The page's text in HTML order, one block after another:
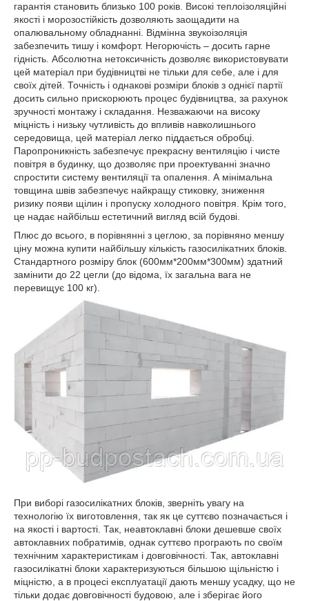
гарантія становить близько 100 років. Високі теплоізоляційні
якості і морозостійкість дозволяють заощадити на
опалювальному обладнанні. Відмінна звукоізоляція
забезпечить тишу і комфорт. Негорючість – досить гарне
гідність. Абсолютна нетоксичність дозволяє використовувати
цей матеріал при будівництві не тільки для себе, але і для
своїх дітей. Точність і однакові розміри блоків з однієї партії
досить сильно прискорюють процес будівництва, за рахунок
зручності монтажу і складання. Незважаючи на високу
міцність і низьку чутливість до впливів навколишнього
середовища, цей матеріал легко піддається обробці.
Паропроникність забезпечує прекрасну вентиляцію і чисте
повітря в будинку, що дозволяє при проектуванні значно
спростити систему вентиляції та опалення. А мінімальна
товщина швів забезпечує найкращу стиковку, зниження
ризику появи щілин і пропуску холодного повітря. Крім того,
це надає найбільш естетичний вигляд всій будові.
Плюс до всього, в порівнянні з цеглою, за порівняно меншу
ціну можна купити найбільшу кількість газосилікатних блоків.
Стандартного розміру блок (600мм*200мм*300мм) здатний
замінити до 22 цегли (до відома, їх загальна вага не
перевищує 100 кг).
При виборі газосилікатних блоків, зверніть увагу на
технологію їх виготовлення, так як це суттєво позначається і
на якості і вартості. Так, неавтоклавні блоки дешевше своїх
автоклавних побратимів, однак суттєво програють по своїм
технічним характеристикам і довговічності. Так, автоклавні
газосилікатні блоки характеризуються більшою щільністю і
міцністю, а в процесі експлуатації дають меншу усадку, що не
тільки додає довговічності будовою, але і зберігає його